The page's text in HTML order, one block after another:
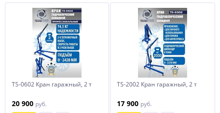
TS-0602 Кран гаражный, 2 т
20 900 руб.
TS-2002 Кран гаражный, 2 т
17 900 руб.